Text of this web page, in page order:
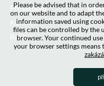
Pressroom
Kontakt
Reklama
Můj
Please be advised that in
on our website and to adapt
information saved using
files can be controlled by the
browser. Your continued
your browser settings means